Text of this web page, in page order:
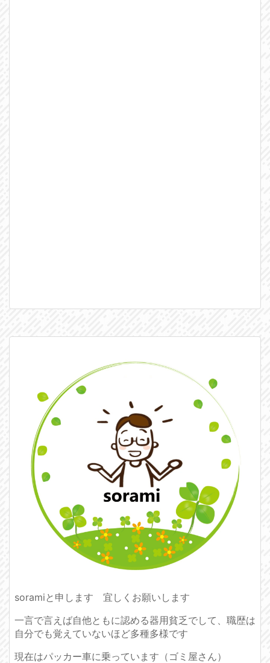
soramiと申します 宜しくお願いします
一言で言えば自他ともに認める器用貧乏でして、職歴は
自分でも覚えていないほど多種多様です
現在はパッカー車に乗っています（ゴミ屋さん）